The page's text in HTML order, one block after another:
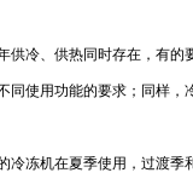
冷、供热同时存在，有
使用功能的要求；同样
冻机在夏季使用，过渡